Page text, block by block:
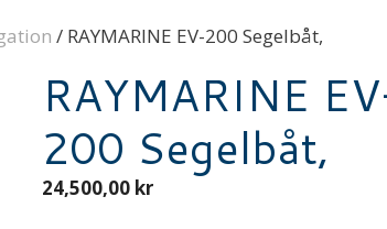
/ RAYMARINE EV-200 Segelbåt,
RAYMARINE
200 Segelbåt,
24,500,00 kr